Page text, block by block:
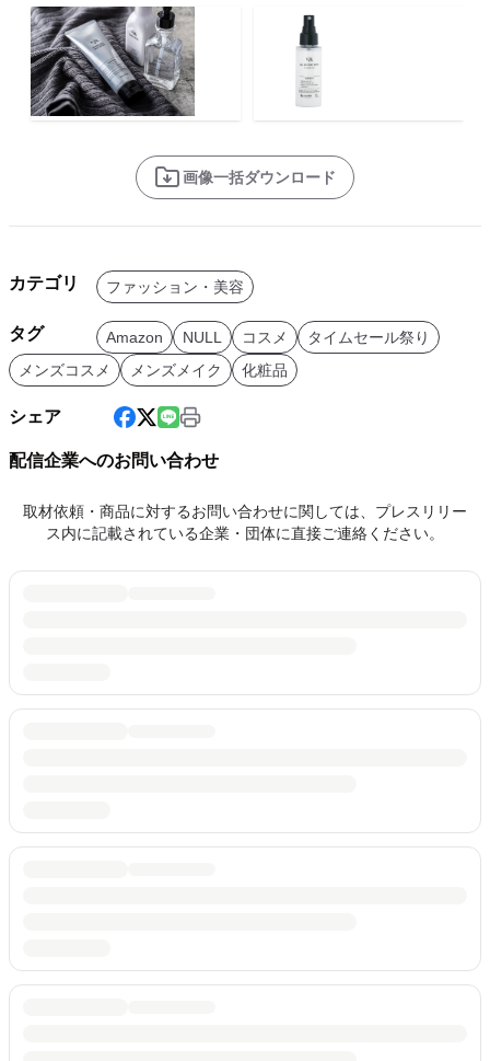
画像一括ダウンロード
カテゴリ ファッション・美容
タグ Amazon NULL コスメ
タイムセール祭り
メンズコスメ
メンズメイク 化粧品
シェア
配信企業へのお問い合わせ
取材依頼・商品に対するお問い合わせに関しては、プレスリリー
ス内に記載されている企業・団体に直接ご連絡ください。